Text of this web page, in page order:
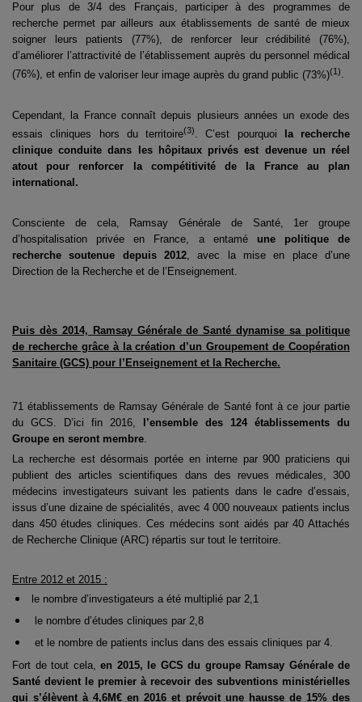
Pour plus de 3/4 des Français, participer à des programmes de
recherche permet par ailleurs aux établissements de santé de mieux
soigner leurs patients (77%), de renforcer leur crédibilité (76%),
d’améliorer l’attractivité de l’établissement auprès du personnel médical
(76%), et enfin de valoriser leur image auprès du grand public (73%)(1).
Cependant, la France connaît depuis plusieurs années un exode des
essais cliniques hors du territoire(3). C’est pourquoi
la recherche
clinique conduite dans les hôpitaux privés est devenue un réel
atout pour renforcer la compétitivité de la France au plan
international.
Consciente de cela, Ramsay Générale de Santé, 1er groupe
d’hospitalisation privée en France, a entamé une politique de
recherche soutenue depuis 2012, avec la mise en place d’une
Direction de la Recherche et de l’Enseignement.
Puis dès 2014, Ramsay Générale de Santé dynamise sa politique
de recherche grâce à lacréation d’un Groupement de Coopération
Sanitaire (GCS) pour l’Enseignement et la Recherche.
71 établissements de Ramsay Générale de Santé font à ce jour partie
du GCS. D’ici fin 2016,
l’ensemble des 124 établissements du
Groupe en seront membre.
La recherche est désormais portée en interne par 900 praticiens qui
publient des articlesscientifiques dans des revues médicales, 300
médecins investigateurs suivant les patients dans
le cadre d’essais,
issus d’une dizaine de spécialités, avec 4 000 nouveaux patients inclus
dans 450 études cliniques. Ces médecins sont aidés par 40 Attachés
de Recherche Clinique (ARC) répartis sur tout le territoire.
Entre 2012 et 2015 :
le nombre d’investigateurs a été multiplié par 2,1
le nombre d’études cliniques par 2,8
et le nombre de patients inclus dans des essais cliniques par 4.
Fort de tout cela, en 2015, le GCS du groupe Ramsay Générale de
Santé devient le premier à recevoir des subventions ministérielles
qui s’élèvent à 4,6M€ en 2016 et prévoit une hausse de 15% des